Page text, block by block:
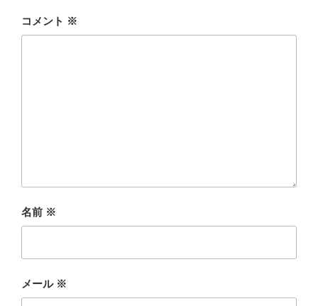
コメント ※
名前 ※
メール ※